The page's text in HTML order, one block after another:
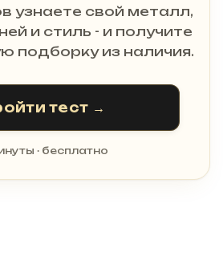
узнаете свой металл,
и стиль - и получите
подборку из наличия.
тест →
· бесплатно